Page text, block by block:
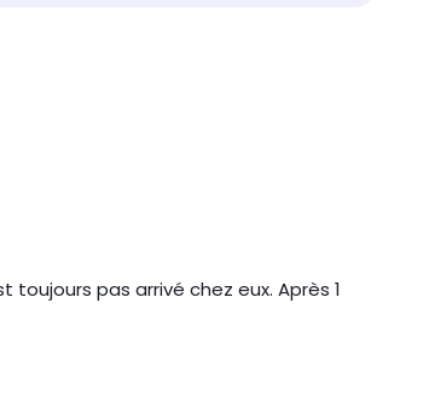
pas arrivé chez eux. Après 1